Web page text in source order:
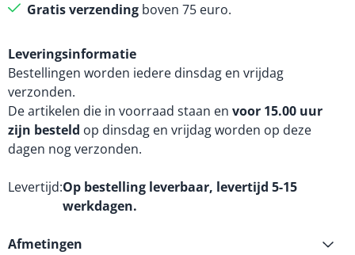
Gratis verzending boven 75 euro.
Leveringsinformatie
Bestellingen worden iedere dinsdag en vrijdag
verzonden.
De artikelen die in voorraad staan en voor 15.00 uur
zijn besteld op dinsdag en vrijdag worden op deze
dagen nog verzonden.
Levertijd Op bestelling leverbaar, levertijd 5-15
werkdagen.
Afmetingen